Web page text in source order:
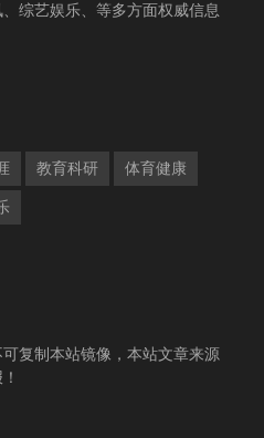
综艺娱乐、等多方面权威信息
教育科研 体育健康
复制本站镜像，本站文章来源